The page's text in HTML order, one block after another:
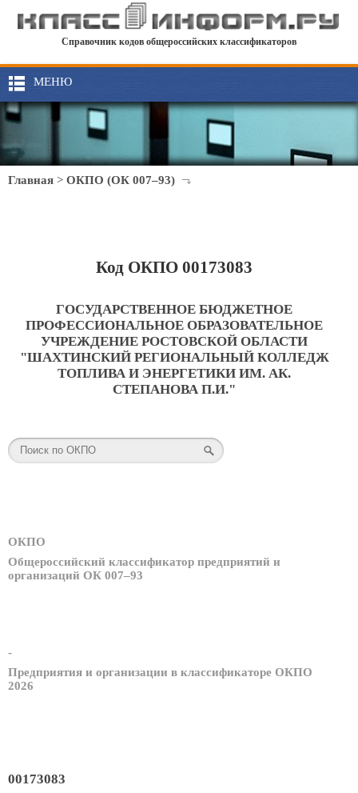
Справочник кодов общероссийских классификаторов
МЕНЮ
Главная > ОКПО (ОК 007–93)
Код ОКПО 00173083
ГОСУДАРСТВЕННОЕ БЮДЖЕТНОЕ
ПРОФЕССИОНАЛЬНОЕ ОБРАЗОВАТЕЛЬНОЕ
УЧРЕЖДЕНИЕ РОСТОВСКОЙ ОБЛАСТИ
"ШАХТИНСКИЙ РЕГИОНАЛЬНЫЙ КОЛЛЕДЖ
ТОПЛИВА И ЭНЕРГЕТИКИ ИМ. АК.
СТЕПАНОВА П.И."
ОКПО
Общероссийский классификатор предприятий и
организаций ОК 007–93
-
Предприятия и организации в классификаторе ОКПО
2026
00173083